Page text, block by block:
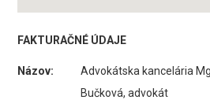
FAKTURAČNÉ ÚDAJE
Názov:
Advokátska kancelária
Bučková, advokát